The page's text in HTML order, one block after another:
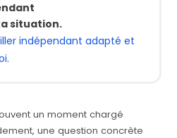
situation.
indépendant adapté et
un moment chargé
une question concrète